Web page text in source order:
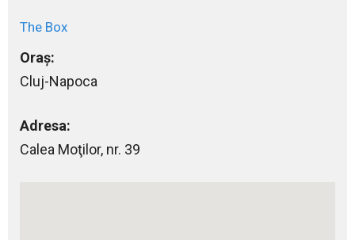
The Box
Oraș:
Cluj-Napoca
Adresa:
Calea Moţilor, nr. 39